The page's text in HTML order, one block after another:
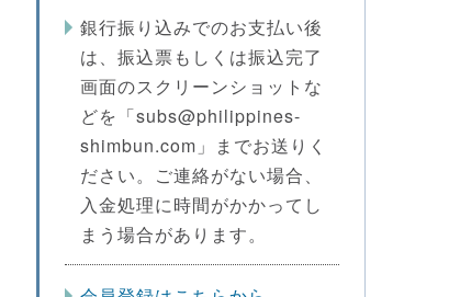
銀行振り込みでのお支払い後
は、振込票もしくは振込完了
画面のスクリーンショットな
どを「subs@philippines-
shimbun.com」までお送りく
ださい。ご連絡がない場合、
入金処理に時間がかかってし
まう場合があります。